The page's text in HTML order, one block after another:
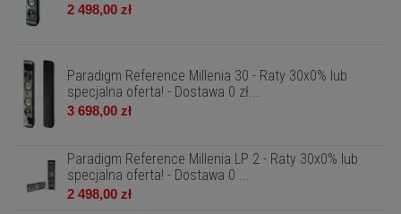
2 498,00 zł
Paradigm Reference Millenia 30 - Raty 30x0% lub
specjalna oferta! - Dostawa 0 zł...
3 698,00 zł
Paradigm Reference Millenia LP 2 - Raty 30x0% lub
specjalna oferta! - Dostawa 0 ...
2 498,00 zł